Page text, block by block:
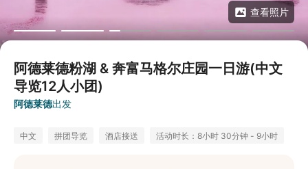
查看照片
阿德莱德粉湖 & 奔富马格尔庄园一日游(中文
导览12人小团)
阿德莱德出发
中文 拼团导览 酒店接送 活动时长：8小时 30分钟 - 9小时